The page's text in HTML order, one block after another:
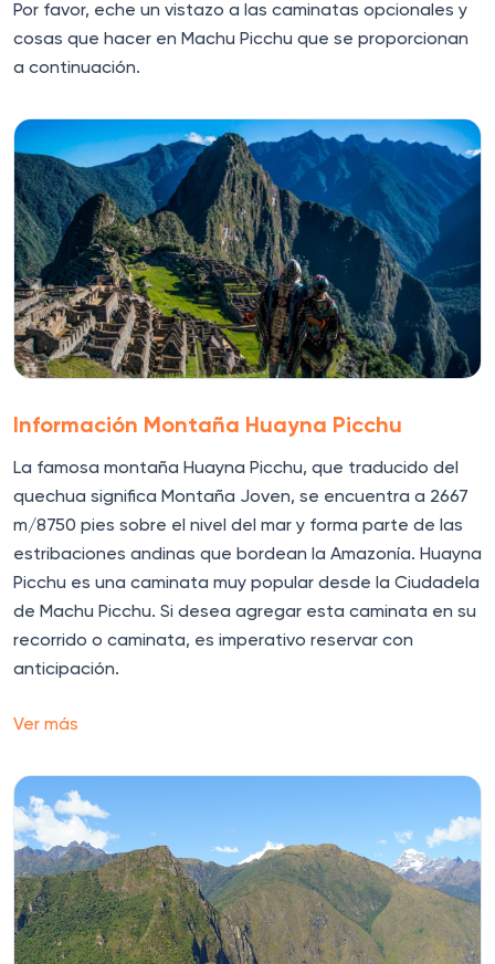
Por favor, eche un vistazo a las caminatas opcionales y
cosas que hacer en Machu Picchu que se proporcionan
a continuación.
Información Montaña Huayna Picchu
La famosa montaña Huayna Picchu, que traducido del
quechua significa Montaña Joven, se encuentra a 2667
m/8750 pies sobre el nivel del mar y forma parte de las
estribaciones andinas que bordean la Amazonía. Huayna
Picchu es una caminata muy popular desde la Ciudadela
de Machu Picchu. Si desea agregar esta caminata en su
recorrido o caminata, es imperativo reservar con
anticipación.
Ver más